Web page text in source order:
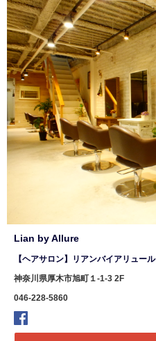
Lian by Allure
【ヘアサロン】リアンバイアリュール
神奈川県厚木市旭町１-1-3 2F
046-228-5860